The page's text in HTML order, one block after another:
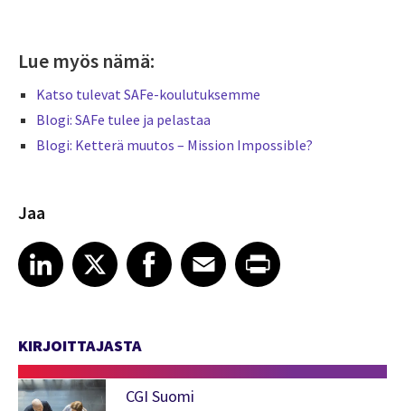
Lue myös nämä:
Katso tulevat SAFe-koulutuksemme
Blogi: SAFe tulee ja pelastaa
Blogi: Ketterä muutos – Mission Impossible?
Jaa
Share article on LinkedIn
LinkedIn
Share article on XShare article on Facebook
Facebook
Share article on Email
EmailShare article on Print
KIRJOITTAJASTA
CGI Suomi